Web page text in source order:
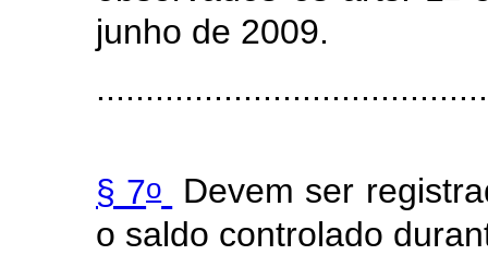
junho de 2009.
§ 7o
Devem ser
o saldo controlado